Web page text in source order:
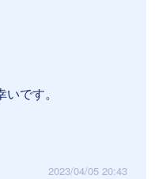
です。
2023/04/05 20:43